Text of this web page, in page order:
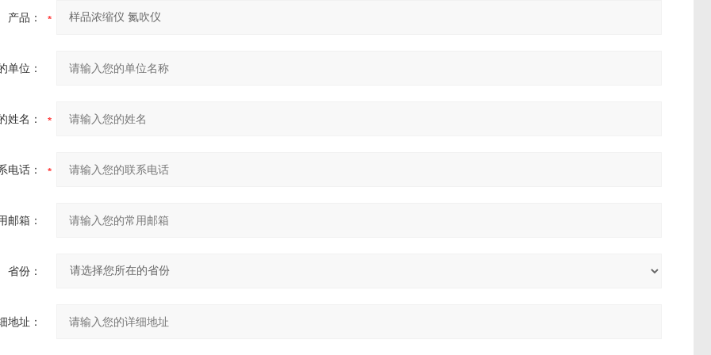
产品：
单位：
姓名：
电话：
邮箱：
省份：
地址：